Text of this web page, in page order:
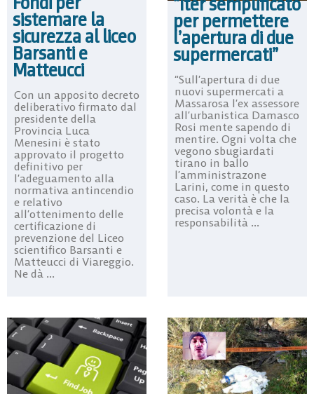
sistemare la
sicurezza al liceo
Barsanti e
Matteucci
Con un apposito decreto
deliberativo firmato dal
presidente della
Provincia Luca
Menesini è stato
approvato il progetto
definitivo per
l’adeguamento alla
normativa antincendio
e relativo
all’ottenimento delle
certificazione di
prevenzione del Liceo
scientifico Barsanti e
Matteucci di Viareggio.
Ne dà ...
per permettere
l’apertura di due
supermercati”
“Sull’apertura di due
nuovi supermercati a
Massarosa l’ex assessore
all’urbanistica Damasco
Rosi mente sapendo di
mentire. Ogni volta che
vegono sbugiardati
tirano in ballo
l’amministrazone
Larini, come in questo
caso. La verità è che la
precisa volontà e la
responsabilità ...